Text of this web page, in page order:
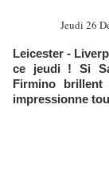
Jeudi 26
Leicester -
ce jeudi ! Si
Firmino brillent
impressionne